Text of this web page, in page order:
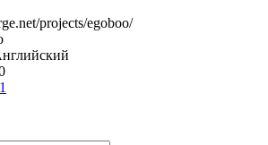
projects/egoboo/